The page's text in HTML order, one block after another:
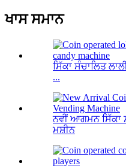
ਖਾਸ ਸਮਾਨ
ਸਿੱਕਾ ਸੰਚਾਲਿਤ
...
ਨਵੀਂ ਆਗਮਨ ਸਿੱਕਾ
ਮਸ਼ੀਨ